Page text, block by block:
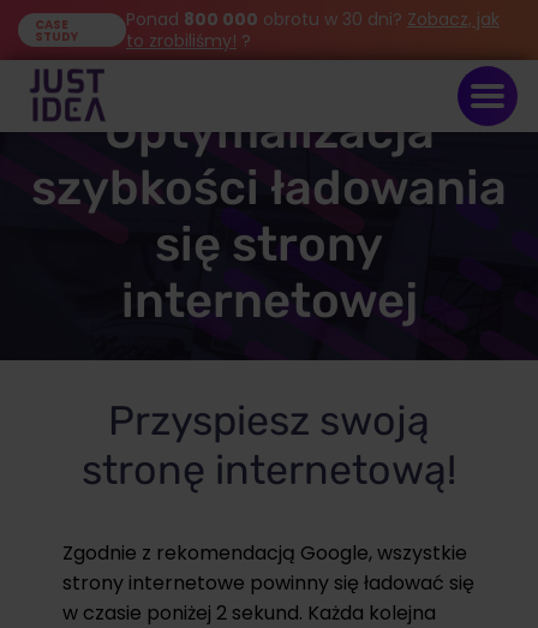
CASE
STUDY
Ponad 800 000 obrotu w 30 dni? Zobacz, jak
to zrobiliśmy! ?
Optymalizacja
szybkości ładowania
się strony
internetowej
Przyspiesz swoją
stronę internetową!
Zgodnie z rekomendacją Google, wszystkie
strony internetowe powinny się ładować się
w czasie poniżej 2 sekund. Każda kolejna